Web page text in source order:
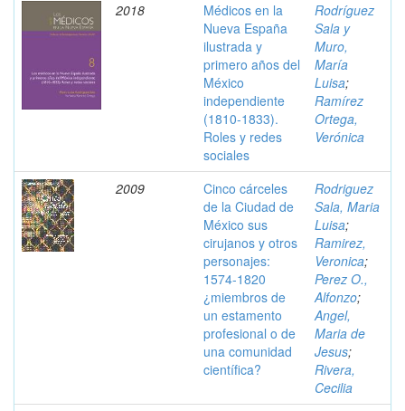
2018
Médicos en la
Nueva España
ilustrada y
primero años del
México
independiente
(1810-1833).
Roles y redes
sociales
Rodríguez
Sala y
Muro,
María
Luisa;
Ramírez
Ortega,
Verónica
2009
Cinco cárceles
de la Ciudad de
México sus
cirujanos y otros
personajes:
1574-1820
¿miembros de
un estamento
profesional o de
una comunidad
científica?
Rodriguez
Sala, Maria
Luisa;
Ramirez,
Veronica;
Perez O.,
Alfonzo;
Angel,
Maria de
Jesus;
Rivera,
Cecilia